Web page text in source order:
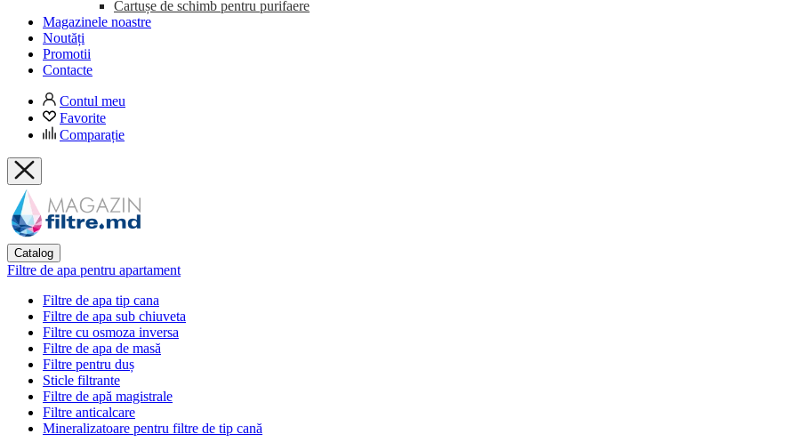
Cartușe de schimb pentru purifaere
Magazinele noastre
Noutăți
Promotii
Contacte
Contul meu
Favorite
Comparație
Catalog
Filtre de apa pentru apartament
Filtre de apa tip cana
Filtre de apa sub chiuveta
Filtre cu osmoza inversa
Filtre de apa de masă
Filtre pentru duș
Sticle filtrante
Filtre de apă magistrale
Filtre anticalcare
Mineralizatoare pentru filtre de tip cană